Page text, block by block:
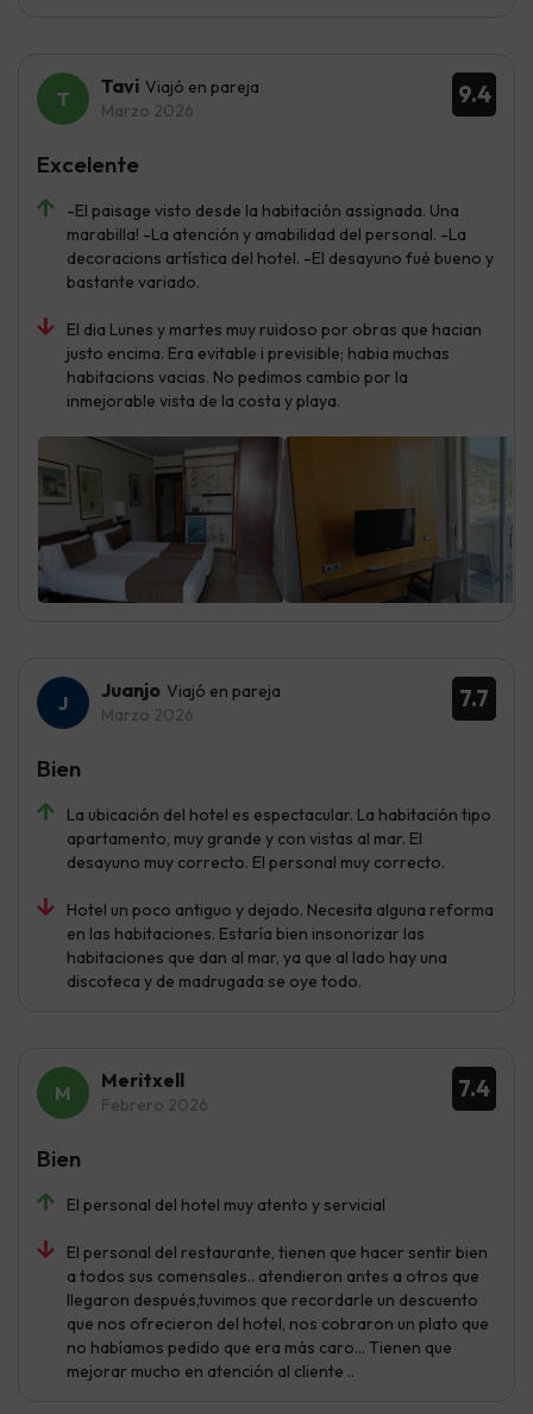
9.4
Tavi Viajó en pareja
Marzo 2026
-El paisage visto desde la habitación assignada. Una
marabilla! -La atención y amabilidad del personal. -La
decoracions artística del hotel. -El desayuno fué bueno y
bastante variado.
El dia Lunes y martes muy ruidoso por obras que hacian
justo encima. Era evitable i previsible; habia muchas
habitacions vacias. No pedimos cambio por la
inmejorable vista de la costa y playa.
Excelente
7.7
Juanjo Viajó en pareja
Marzo 2026
La ubicación del hotel es espectacular. La habitación tipo
apartamento, muy grande y con vistas al mar. El
desayuno muy correcto. El personal muy correcto.
Hotel un poco antiguo y dejado. Necesita alguna reforma
en las habitaciones. Estaría bien insonorizar las
habitaciones que dan al mar, ya que al lado hay una
discoteca y de madrugada se oye todo.
Bien
7.4
Meritxell
Febrero 2026
El personal del hotel muy atento y servicial
El personal del restaurante, tienen que hacer sentir bien
a todos sus comensales.. atendieron antes a otros que
llegaron después,tuvimos que recordarle un descuento
que nos ofrecieron del hotel, nos cobraron un plato que
no habíamos pedido que era más caro... Tienen que
mejorar mucho en atención al cliente ..
Bien